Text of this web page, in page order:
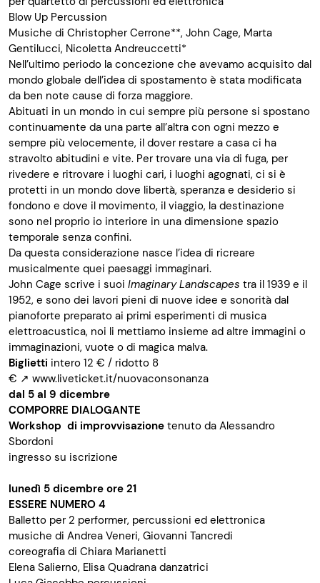
Blow Up Percussion
Musiche di Christopher Cerrone**, John Cage, Marta
Gentilucci, Nicoletta Andreuccetti*
Nell’ultimo periodo la concezione che avevamo acquisito dal
mondo globale dell’idea di spostamento è stata modificata
da ben note cause di forza maggiore.
Abituati in un mondo in cui sempre più persone si spostano
continuamente da una parte all’altra con ogni mezzo e
sempre più velocemente, il dover restare a casa ci ha
stravolto abitudini e vite. Per trovare una via di fuga, per
rivedere e ritrovare i luoghi cari, i luoghi agognati, ci si è
protetti in un mondo dove libertà, speranza e desiderio si
fondono e dove il movimento, il viaggio, la destinazione
sono nel proprio io interiore in una dimensione spazio
temporale senza confini.
Da questa considerazione nasce l’idea di ricreare
musicalmente quei paesaggi immaginari.
John Cage scrive i suoi Imaginary Landscapes tra il 1939 e il
1952, e sono dei lavori pieni di nuove idee e sonorità dal
pianoforte preparato ai primi esperimenti di musica
elettroacustica, noi li mettiamo insieme ad altre immagini o
immaginazioni, vuote o di magica malva.
Biglietti intero 12 € / ridotto 8
€ ↗ www.liveticket.it/nuovaconsonanza
dal 5 al 9 dicembre
COMPORRE DIALOGANTE
Workshop di improvvisazione tenuto da Alessandro
Sbordoni
ingresso su iscrizione
lunedì 5 dicembre ore 21
ESSERE NUMERO 4
Balletto per 2 performer, percussioni ed elettronica
musiche di Andrea Veneri, Giovanni Tancredi
coreografia di Chiara Marianetti
Elena Salierno, Elisa Quadrana danzatrici